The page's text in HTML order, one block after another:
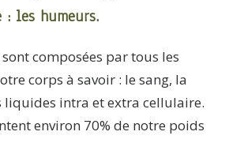
: les humeurs.
composées par tous les
corps à savoir : le sang, la
liquides intra et extra cellulaire.
environ 70% de notre poids